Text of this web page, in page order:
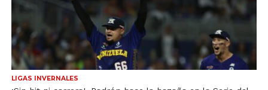
LIGAS INVERNALES